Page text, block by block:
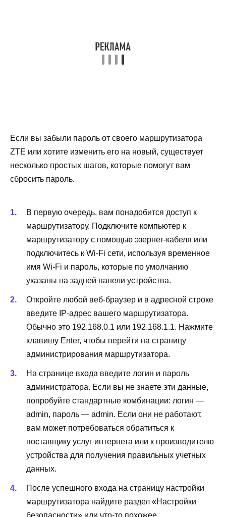
Если вы забыли пароль от своего маршрутизатора
ZTE или хотите изменить его на новый, существует
несколько простых шагов, которые помогут вам
сбросить пароль.
В первую очередь, вам понадобится доступ к
маршрутизатору. Подключите компьютер к
маршрутизатору с помощью эзернет-кабеля или
подключитесь к Wi-Fi сети, используя временное
имя Wi-Fi и пароль, которые по умолчанию
указаны на задней панели устройства.
Откройте любой веб-браузер и в адресной строке
введите IP-адрес вашего маршрутизатора.
Обычно это 192.168.0.1 или 192.168.1.1. Нажмите
клавишу Enter, чтобы перейти на страницу
администрирования маршрутизатора.
На странице входа введите логин и пароль
администратора. Если вы не знаете эти данные,
попробуйте стандартные комбинации: логин —
admin, пароль — admin. Если они не работают,
вам может потребоваться обратиться к
поставщику услуг интернета или к производителю
устройства для получения правильных учетных
данных.
После успешного входа на страницу настройки
маршрутизатора найдите раздел «Настройки